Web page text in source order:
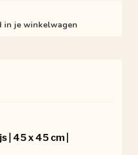
in je winkelwagen
| 45 x 45 cm |